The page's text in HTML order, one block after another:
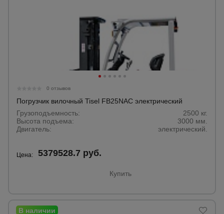
0 отзывов
Погрузчик вилочный Tisel FB25NAC электрический
Грузоподъемность:
2500 кг.
Высота подъема:
3000 мм.
Двигатель:
электрический.
Цена: 5379528.7 руб.
Купить
Грузоподъемное
оборудование
Опалубка